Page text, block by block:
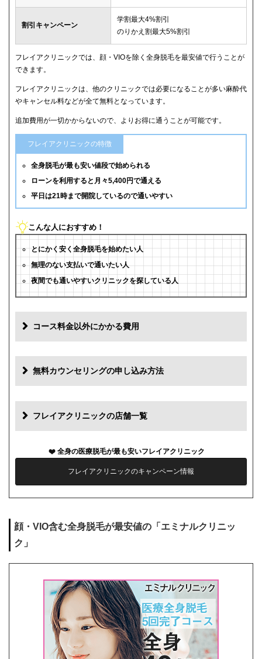
割引キャンペーン
学割最大4%割引
のりかえ割最大5%割引
フレイアクリニックでは、顔・VIOを除く全身脱毛を最安値で行うことが
できます。
フレイアクリニックは、他のクリニックでは必要になることが多い麻酔代
やキャンセル料などが全て無料となっています。
追加費用が一切かからないので、よりお得に通うことが可能です。
フレイアクリニックの特徴
全身脱毛が最も安い値段で始められる
ローンを利用すると月々5,400円で通える
平日は21時まで開院しているので通いやすい
こんな人におすすめ！
とにかく安く全身脱毛を始めたい人
無理のない支払いで通いたい人
夜間でも通いやすいクリニックを探している人
コース料金以外にかかる費用
初診料 0円
再診料
薬代 0円
シェービング代 0円
キャンセル料 1回まで0円
無料カウンセリングの申し込み方法
フレイアクリニックの店舗一覧
全身の医療脱毛が最も安いフレイアクリニック
フレイアクリニックのキャンペーン情報
顔・VIO含む全身脱毛が最安値の「エミナルクリニッ
ク」